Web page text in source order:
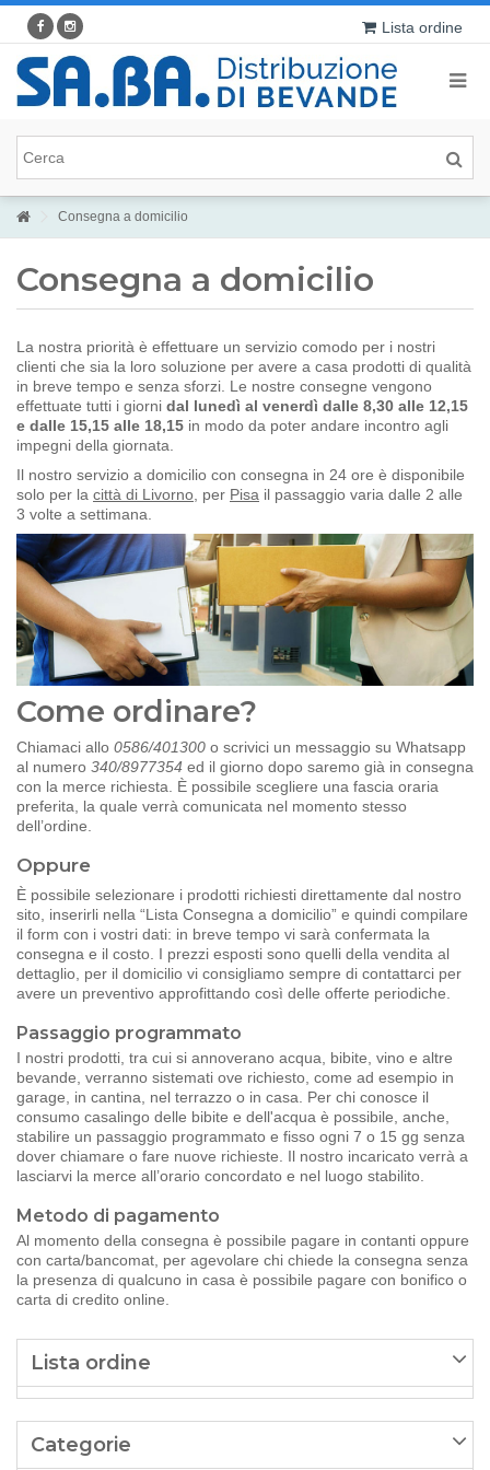
Lista ordine
Consegna a domicilio
Consegna a domicilio
La nostra priorità è effettuare un servizio comodo per i nostri
clienti che sia la loro soluzione per avere a casa prodotti di qualità
in breve tempo e senza sforzi. Le nostre consegne vengono
effettuate tutti i giorni dal lunedì al venerdì dalle 8,30 alle 12,15
e dalle 15,15 alle 18,15 in modo da poter andare incontro agli
impegni della giornata.
Il nostro servizio a domicilio con consegna in 24 ore è disponibile
solo per la città di Livorno , per Pisa il passaggio varia dalle 2 alle
3 volte a settimana.
Come ordinare?
Chiamaci allo 0586/401300 o scrivici un messaggio su Whatsapp
al numero 340/8977354 ed il giorno dopo saremo già in consegna
con la merce richiesta. È possibile scegliere una fascia oraria
preferita, la quale verrà comunicata nel momento stesso
dell’ordine.
Oppure
È possibile selezionare i prodotti richiesti direttamente dal nostro
sito, inserirli nella “Lista Consegna a domicilio” e quindi compilare
il form con i vostri dati: in breve tempo vi sarà confermata la
consegna e il costo. I prezzi esposti sono quelli della vendita al
dettaglio, per il domicilio vi consigliamo sempre di contattarci per
avere un preventivo approfittando così delle offerte periodiche.
Passaggio programmato
I nostri prodotti, tra cui si annoverano acqua, bibite, vino e altre
bevande, verranno sistemati ove richiesto, come ad esempio in
garage, in cantina, nel terrazzo o in casa. Per chi conosce il
consumo casalingo delle bibite e dell'acqua è possibile, anche,
stabilire un passaggio programmato e fisso ogni 7 o 15 gg senza
dover chiamare o fare nuove richieste. Il nostro incaricato verrà a
lasciarvi la merce all’orario concordato e nel luogo stabilito.
Metodo di pagamento
Al momento della consegna è possibile pagare in contanti oppure
con carta/bancomat, per agevolare chi chiede la consegna senza
la presenza di qualcuno in casa è possibile pagare con bonifico o
carta di credito online.
Lista ordine
Categorie